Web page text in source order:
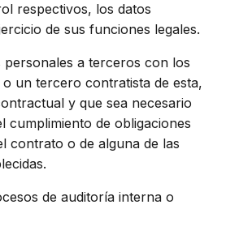
respectivos, los datos
de sus funciones legales.
personales a terceros con los
un tercero contratista de esta,
y que sea necesario
cumplimiento de obligaciones
contrato o de alguna de las
de auditoría interna o